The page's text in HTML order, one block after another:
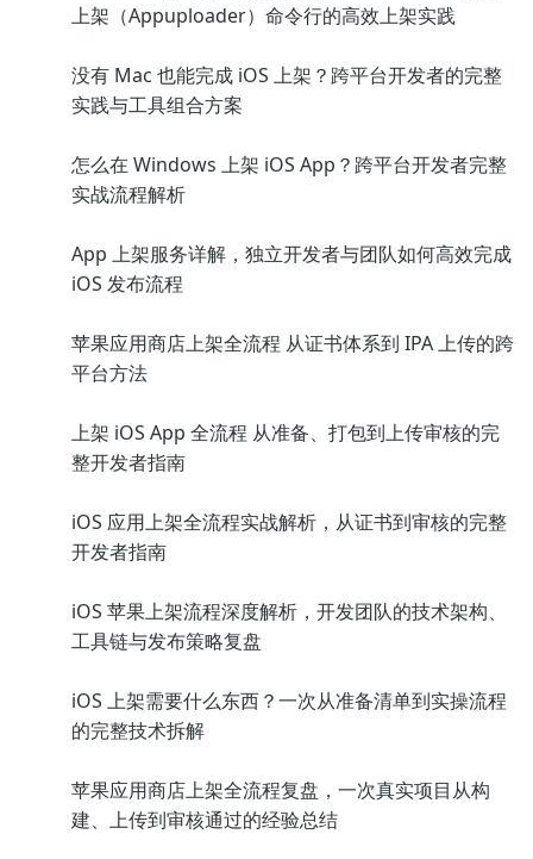
上架（Appuploader）命令行的高效上架实践
没有 Mac 也能完成 iOS 上架？跨平台开发者的完整
实践与工具组合方案
怎么在 Windows 上架 iOS App？跨平台开发者完整
实战流程解析
App 上架服务详解，独立开发者与团队如何高效完成
iOS 发布流程
苹果应用商店上架全流程 从证书体系到 IPA 上传的跨
平台方法
上架 iOS App 全流程 从准备、打包到上传审核的完
整开发者指南
iOS 应用上架全流程实战解析，从证书到审核的完整
开发者指南
iOS 苹果上架流程深度解析，开发团队的技术架构、
工具链与发布策略复盘
iOS 上架需要什么东西？一次从准备清单到实操流程
的完整技术拆解
苹果应用商店上架全流程复盘，一次真实项目从构
建、上传到审核通过的经验总结